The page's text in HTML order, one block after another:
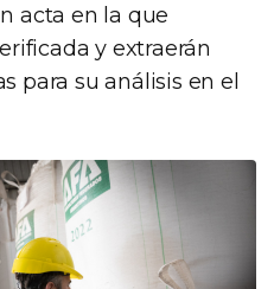
acta en la que
y extraerán
para su análisis en el